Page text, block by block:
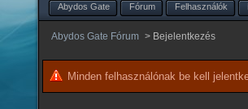
Abydos Gate Fórum Felhasználók
Abydos Gate Fórum > Bejelentkezés
Minden felhasználónak be kell